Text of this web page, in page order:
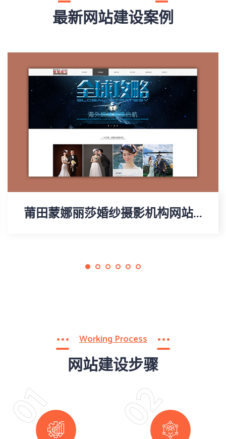
最新网站建设案例
莆田蒙娜丽莎婚纱摄影机构网站...
Working Process
网站建设步骤
01 02